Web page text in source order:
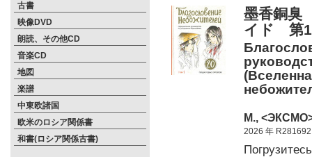
古書
映像DVD
朗読、その他CD
音楽CD
地図
楽譜
中東欧諸国
欧米のロシア関係書
和書(ロシア関係古書)
墨香銅臭
イド
М.,
2026 年 R281692